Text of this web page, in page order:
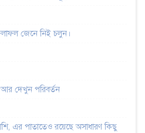
ফলাফল জেনে নিই চলুন।
আর দেখুন পরিবর্তন
এর পাতাতেও রয়েছে অসাধারণ কিছু